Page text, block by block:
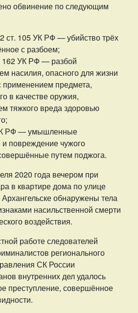
обвинение по следующим
ст. 105 УК РФ — убийство трёх
с разбоем;
162 УК РФ — разбой
насилия, опасного для жизни
применением предмета,
в качестве оружия,
тяжкого вреда здоровью
РФ — умышленные
повреждение чужого
путем поджога.
2020 года вечером при
в квартире дома по улице
Архангельске обнаружены тела
насильственной смерти
воздействия.
работе следователей
регионального
СК России
внутренних дел удалось
преступление, совершённое